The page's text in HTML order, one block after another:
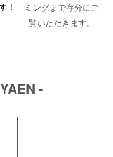
！
ミングまで存分にご
覧いただきます。
-